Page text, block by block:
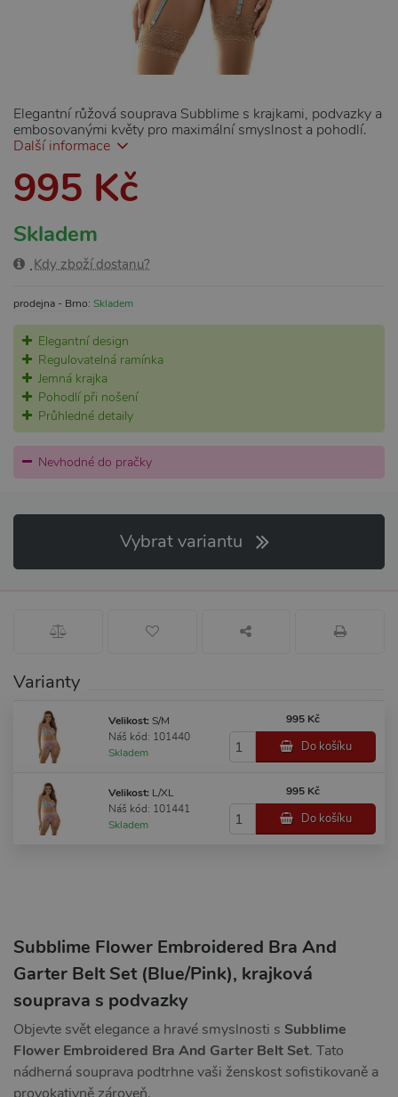
Elegantní růžová souprava Subblime s krajkami, podvazky a
embosovanými květy pro maximální smyslnost a pohodlí.
Další informace
995 Kč
Skladem
Kdy zboží dostanu?
prodejna - Brno: Skladem
Elegantní design
Regulovatelná ramínka
Jemná krajka
Pohodlí při nošení
Průhledné detaily
Nevhodné do pračky
Vybrat variantu
Varianty
Velikost: S/M
Náš kód: 101440
Skladem
995 Kč
Do košíku
Velikost: L/XL
Náš kód: 101441
Skladem
995 Kč
Do košíku
Subblime Flower Embroidered Bra And
Garter Belt Set (Blue/Pink), krajková
souprava s podvazky
Objevte svět elegance a hravé smyslnosti s Subblime
Flower Embroidered Bra And Garter Belt Set. Tato
nádherná souprava podtrhne vaši ženskost sofistikovaně a